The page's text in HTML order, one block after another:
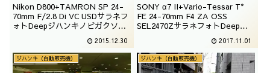
Nikon D800+TAMRON SP 24-
70mm F/2.8 Di VC USDサラネフ
ォトDeepジハンキノビガクソフ
2015.12.30
SONY α7 II+Vario-Tessar T*
FE 24-70mm F4 ZA OSS
SEL2470ZサラネフォトDeepジ
県上尾市仲町撮影：2017年02月
13日
2017.11.01
ジハンキ（自動販売機） ジハンキ（自動販売機）